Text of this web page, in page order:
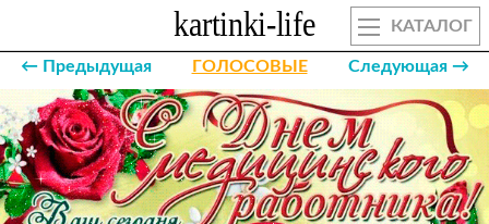
КАТАЛОГ
← Предыдущая ГОЛОСОВЫЕ Следующая →